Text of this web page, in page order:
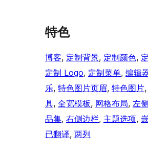
特色
博客, 定制背景, 定制颜色,
定制 Logo, 定制菜单, 编辑
乐, 特色图片页眉, 特色图片,
具, 全宽模板, 网格布局, 左
品集, 右侧边栏, 主题选项,
已翻译, 两列